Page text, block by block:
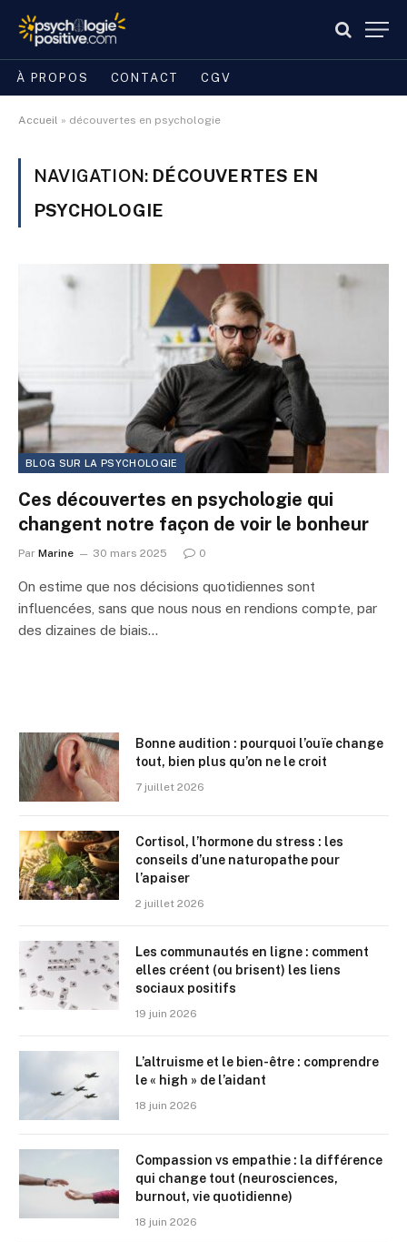
À PROPOS CONTACT CGV
Accueil » découvertes en psychologie
NAVIGATION: DÉCOUVERTES EN
PSYCHOLOGIE
BLOG SUR LA PSYCHOLOGIE
Ces découvertes en psychologie qui
changent notre façon de voir le bonheur
Par Marine 30 mars 2025 0
On estime que nos décisions quotidiennes sont
influencées, sans que nous nous en rendions compte, par
des dizaines de biais…
Bonne audition : pourquoi l’ouïe change
tout, bien plus qu’on ne le croit
7 juillet 2026
Cortisol, l’hormone du stress : les
conseils d’une naturopathe pour
l’apaiser
2 juillet 2026
Les communautés en ligne : comment
elles créent (ou brisent) les liens
sociaux positifs
19 juin 2026
L’altruisme et le bien-être : comprendre
le « high » de l’aidant
18 juin 2026
Compassion vs empathie : la différence
qui change tout (neurosciences,
burnout, vie quotidienne)
18 juin 2026